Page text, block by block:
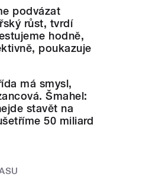
podvázat
růst, tvrdí
hodně,
poukazuje
má smysl,
Šmahel:
stavět na
50 miliard